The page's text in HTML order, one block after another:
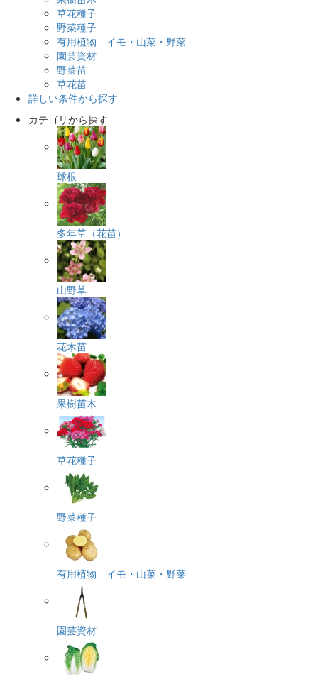
草花種子
野菜種子
有用植物 イモ・山菜・野菜
園芸資材
野菜苗
草花苗
詳しい条件から探す
カテゴリから探す
球根
多年草（花苗）
山野草
花木苗
果樹苗木
草花種子
野菜種子
有用植物 イモ・山菜・野菜
園芸資材